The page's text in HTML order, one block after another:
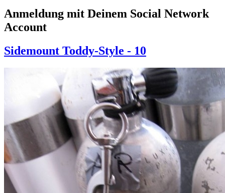
Anmeldung mit Deinem Social Network
Account
Sidemount Toddy-Style - 10